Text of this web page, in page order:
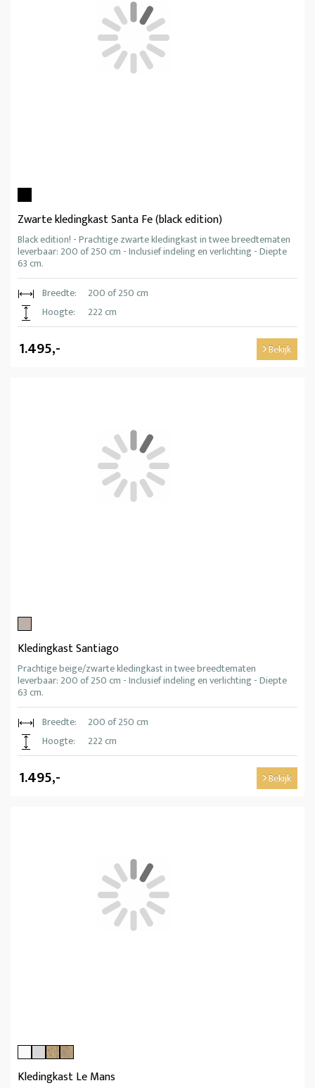
Zwarte kledingkast Santa Fe (black edition)
Black edition! - Prachtige zwarte kledingkast in twee breedtematen
leverbaar: 200 of 250 cm - Inclusief indeling en verlichting - Diepte
63 cm.
Breedte:
200 of 250 cm
Hoogte:
222 cm
1.495,- Bekijk
Kledingkast Santiago
Prachtige beige/zwarte kledingkast in twee breedtematen
leverbaar: 200 of 250 cm - Inclusief indeling en verlichting - Diepte
63 cm.
Breedte:
200 of 250 cm
Hoogte:
222 cm
1.495,- Bekijk
Kledingkast Le Mans